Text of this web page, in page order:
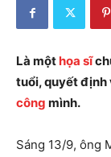
Là một họa sĩ
tuổi, quyết định
công mình.
Sáng 13/9, ông